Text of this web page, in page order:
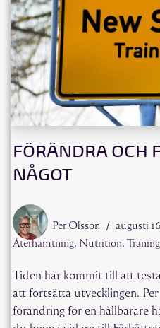
FÖRÄNDRA OCH
NÅGOT
Per Olsson
augusti
Återhämtning, Nutrition, Träning
Tiden har kommit till att
att fortsätta utvecklingen.
förändring för en hållbarare